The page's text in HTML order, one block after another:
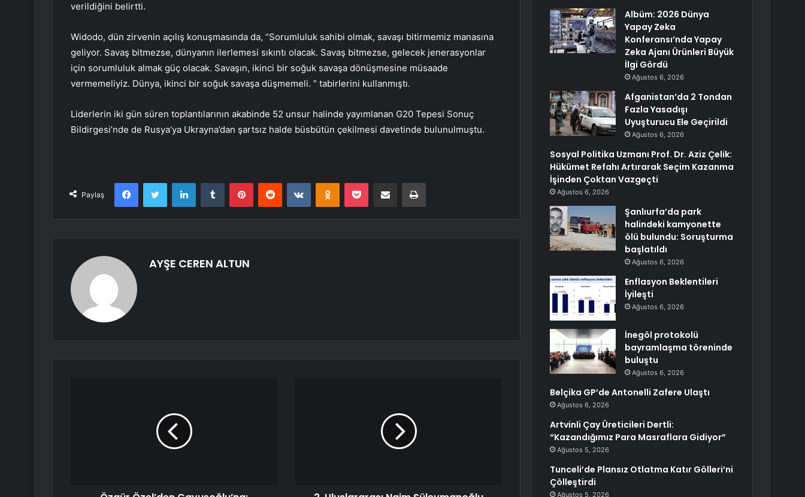
verildiğini belirtti.
Widodo, dün zirvenin açılış konuşmasında da, “Sorumluluk sahibi olmak, savaşı bitirmemiz manasına
geliyor. Savaş bitmezse, dünyanın ilerlemesi sıkıntı olacak. Savaş bitmezse, gelecek jenerasyonlar
için sorumluluk almak güç olacak. Savaşın, ikinci bir soğuk savaşa dönüşmesine müsaade
vermemeliyiz. Dünya, ikinci bir soğuk savaşa düşmemeli. ” tabirlerini kullanmıştı.
Liderlerin iki gün süren toplantılarının akabinde 52 unsur halinde yayımlanan G20 Tepesi Sonuç
Bildirgesi’nde de Rusya’ya Ukrayna’dan şartsız halde büsbütün çekilmesi davetinde bulunulmuştu.
Paylaş
FacebookTwitter LinkedInTumblr PinterestReddit VKontakteOdnoklassniki
Pocket E-Posta ile paylaş Yazdır
AYŞE CEREN ALTUN
Albüm: 2026 Dünya
Yapay Zeka
Konferansı’nda Yapay
Zeka Ajanı Ürünleri Büyük
İlgi Gördü
Ağustos 6, 2026
Afganistan’da 2 Tondan
Fazla Yasadışı
Uyuşturucu Ele Geçirildi
Ağustos 6, 2026
Sosyal Politika Uzmanı Prof. Dr. Aziz Çelik:
Hükümet Refahı Artırarak Seçim Kazanma
İşinden Çoktan Vazgeçti
Ağustos 6, 2026
Şanlıurfa’da park
halindeki kamyonette
ölü bulundu: Soruşturma
başlatıldı
Ağustos 6, 2026
Enflasyon Beklentileri
İyileşti
Ağustos 6, 2026
İnegöl protokolü
bayramlaşma töreninde
buluştu
Ağustos 6, 2026
Belçika GP’de Antonelli Zafere Ulaştı
Ağustos 6, 2026
Artvinli Çay Üreticileri Dertli:
“Kazandığımız Para Masraflara Gidiyor”
Ağustos 5, 2026
Tunceli’de Plansız Otlatma Katır Gölleri’ni
Çölleştirdi
Ağustos 5, 2026